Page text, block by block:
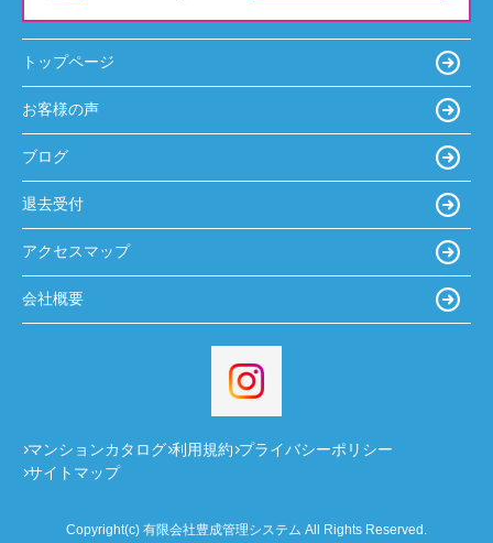
トップページ
お客様の声
ブログ
退去受付
アクセスマップ
会社概要
マンションカタログ 利用規約 プライバシーポリシー
サイトマップ
Copyright(c) 有限会社豊成管理システム All Rights Reserved.